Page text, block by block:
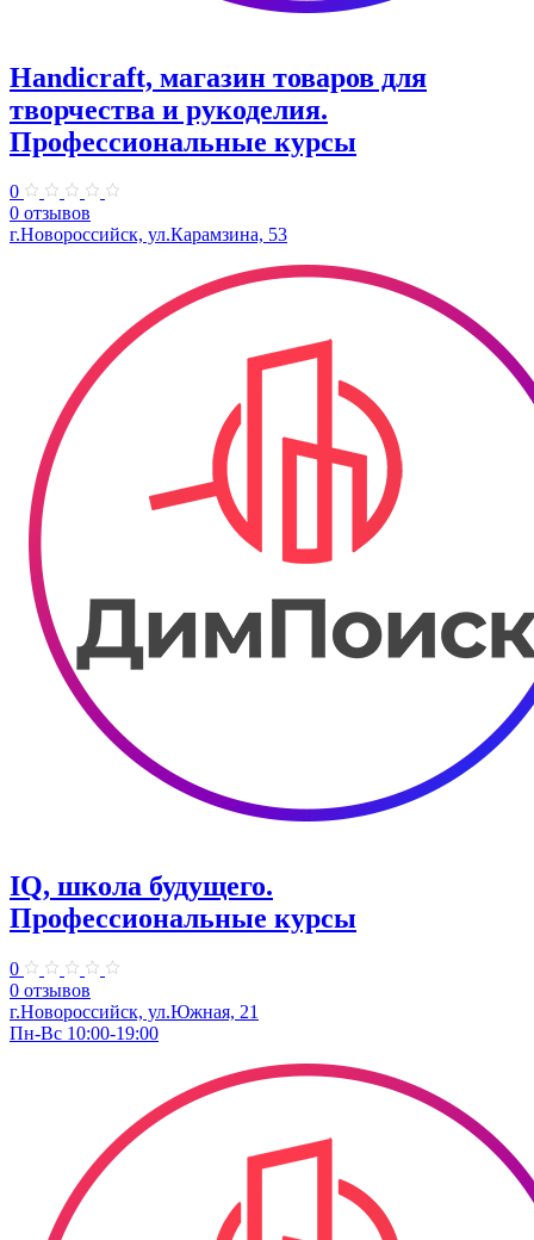
Handicraft, магазин товаров для
творчества и рукоделия.
Профессиональные курсы
0
0 отзывов
г.Новороссийск, ул.Карамзина, 53
IQ, школа будущего.
Профессиональные курсы
0
0 отзывов
г.Новороссийск, ул.Южная, 21
Пн-Вс 10:00-19:00